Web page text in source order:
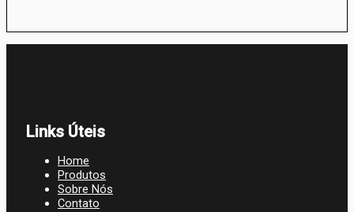
Links Úteis
Home
Produtos
Sobre Nós
Contato